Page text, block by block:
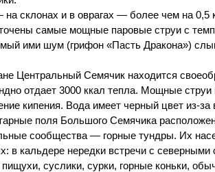
склонах и в оврагах — более чем на 0,5
самые мощные паровые струи с
ими шум (грифон «Пасть Дракона»)
Центральный Семячик находится
отдает 3000 ккал тепла. Мощные
кипения. Вода имеет черный цвет из-
поля Большого Семячика
сообщества — горные тундры. Их
в кальдере нередки встречи с
суслики, сурки, горные коньки,